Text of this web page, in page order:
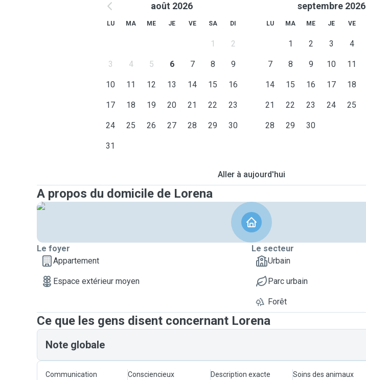
août 2026
LU MA ME JE VE SA DI
1 2
3 4 5 6 7 8 9
10 11 12 13 14 15 16
17 18 19 20 21 22 23
24 25 26 27 28 29 30
31
septembre 2026
LU MA ME JE VE
1 2 3 4
7 8 9 10 11
14 15 16 17 18
21 22 23 24 25
28 29 30
Aller à aujourd'hui
A propos du domicile de Lorena
Le foyer
Appartement
Espace extérieur moyen
Le secteur
Urbain
Parc urbain
Forêt
Ce que les gens disent concernant Lorena
Note globale
Communication Consciencieux Description exacte Soins des animaux